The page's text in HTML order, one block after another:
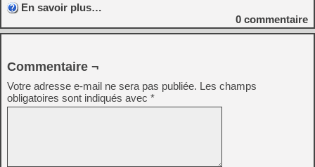
En savoir plus…
0 commentaire
Commentaire ¬
Votre adresse e-mail ne sera pas publiée. Les champs
obligatoires sont indiqués avec *